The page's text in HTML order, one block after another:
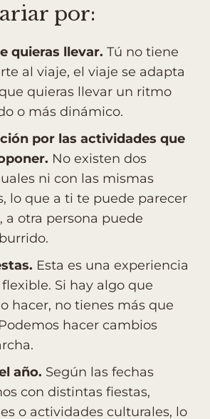
por:
quieras llevar. Tú no tiene
al viaje, el viaje se adapta
quieras llevar un ritmo
o más dinámico.
por las actividades que
No existen dos
ni con las mismas
lo que a ti te puede parecer
a otra persona puede
Esta es una experiencia
Si hay algo que
hacer, no tienes más que
hacer cambios
año. Según las fechas
con distintas fiestas,
o actividades culturales, lo